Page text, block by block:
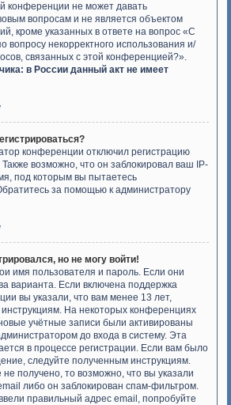
конференции не может давать
вопросам и не является объектом
кроме указанных в ответе на вопрос «С
вопросу некорректного использования и/
связанных с этой конференцией?».
в России данный акт не имеет
конференции отключил регистрацию
возможно, что он заблокировал ваш IP-
под которым вы пытаетесь
за помощью к администратору
но не могу войти!
имя пользователя и пароль. Если они
варианта. Если включена поддержка
вы указали, что вам менее 13 лет,
На некоторых конференциях
учётные записи были активированы
до входа в систему. Эта
в процессе регистрации. Если вам было
следуйте полученным инструкциям.
получено, то возможно, что вы указали
либо он заблокирован спам-фильтром.
правильный адрес email, попробуйте